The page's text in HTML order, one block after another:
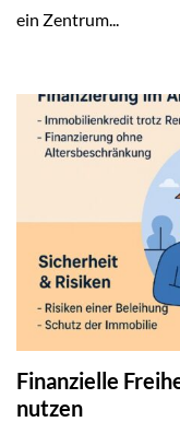
ein Zentrum...
Finanzielle
nutzen